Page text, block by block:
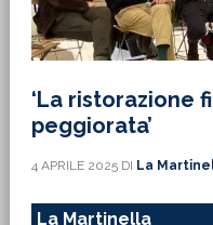
‘La ristorazione
peggiorata’
4 APRILE 2025DI La
La Martinella